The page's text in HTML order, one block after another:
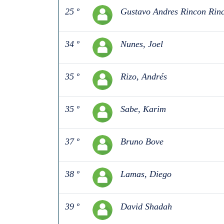
25 º Gustavo Andres Rincon
34 º Nunes, Joel
35 º Rizo, Andrés
35 º Sabe, Karim
37 º Bruno Bove
38 º Lamas, Diego
39 º David Shadah